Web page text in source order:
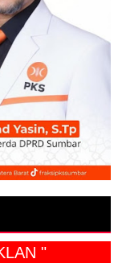
" IKLAN "